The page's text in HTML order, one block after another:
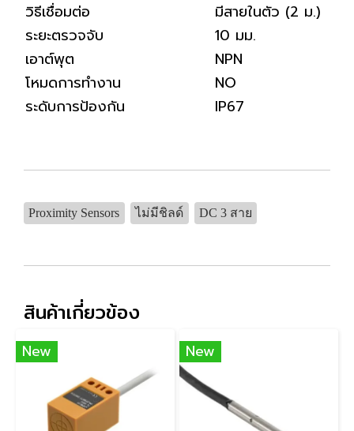
วิธีเชื่อมต่อ
มีสายในตัว (2 ม.)
ระยะตรวจจับ
10 มม.
เอาต์พุต
NPN
โหมดการทำงาน
NO
ระดับการป้องกัน
IP67
Proximity Sensors ไม่มีชิลด์ DC 3 สาย
สินค้าเกี่ยวข้อง
New New